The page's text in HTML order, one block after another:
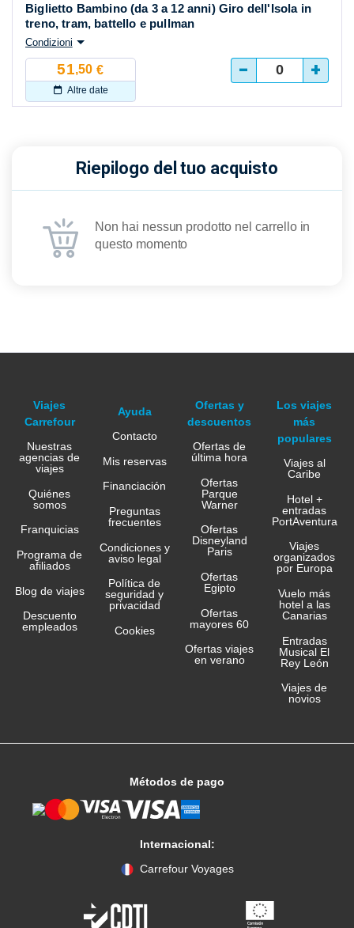
51,50 €
Altre date
Biglietto Bambino (da 3 a 12 anni) Giro dell'Isola in
treno, tram, battello e pullman
Condizioni
- +
Riepilogo del tuo acquisto
Non hai nessun prodotto nel carrello in
questo momento
Viajes
Carrefour
Nuestras
agencias de
viajes
Quiénes
somos
Franquicias
Programa de
afiliados
Blog de viajes
Descuento
empleados
Ayuda
Contacto
Mis reservas
Financiación
Preguntas
frecuentes
Condiciones y
aviso legal
Política de
seguridad y
privacidad
Cookies
Ofertas y
descuentos
Ofertas de
última hora
Ofertas
Parque
Warner
Ofertas
Disneyland
Paris
Ofertas
Egipto
Ofertas
mayores 60
Ofertas viajes
en verano
Los viajes
más
populares
Viajes al
Caribe
Hotel +
entradas
PortAventura
Viajes
organizados
por Europa
Vuelo más
hotel a las
Canarias
Entradas
Musical El
Rey León
Viajes de
novios
Métodos de pago
Internacional:
Carrefour Voyages